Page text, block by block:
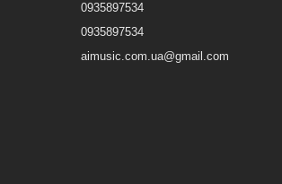
0935897534
0935897534
aimusic.com.ua@gmail.com